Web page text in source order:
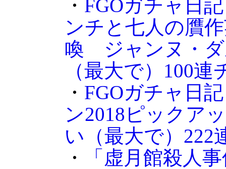
・ FGOガチャ日
ンチと七人の贋
喚 ジャンヌ・ダ
（最大で）100
・ FGOガチャ日
ン2018ピックア
い（最大で）222
・
「虚月館殺人